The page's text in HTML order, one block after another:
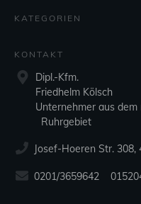
KATEGORIEN
KONTAKT
Dipl.-Kfm.
Friedhelm Kölsch
Unternehmer aus dem
Ruhrgebiet
Josef-Hoeren Str. 308,
0201/3659642